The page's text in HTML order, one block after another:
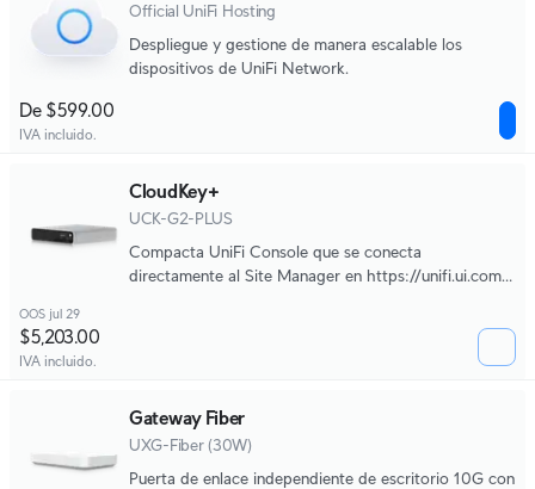
Official UniFi Hosting
Despliegue y gestione de manera escalable los
dispositivos de UniFi Network.
De $599.00
IVA incluido.
CloudKey+
UCK-G2-PLUS
Compacta UniFi Console que se conecta
directamente al Site Manager en https://unifi.ui.com/
OOS jul 29
$5,203.00
IVA incluido.
Gateway Fiber
UXG-Fiber (30W)
Puerta de enlace independiente de escritorio 10G con